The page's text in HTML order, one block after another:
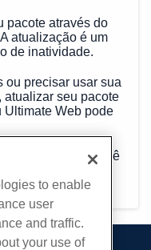
pacote através do
atualização é um
de inatividade.
ou precisar usar sua
atualizar seu pacote
Ultimate Web pode
pagou a fatura, você
to enable
user
and traffic.
your use of